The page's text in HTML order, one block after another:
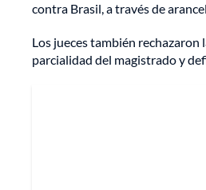
contra Brasil, a través de
Los jueces también
parcialidad del magistrado y